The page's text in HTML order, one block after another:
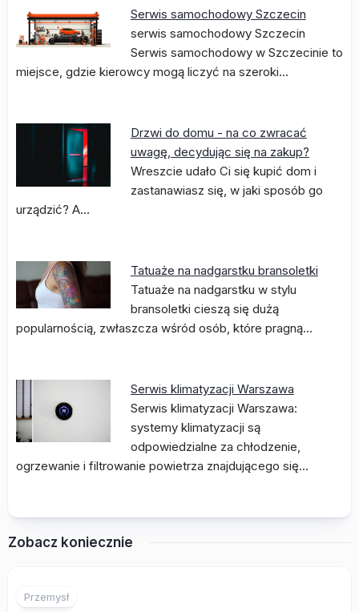
Serwis samochodowy Szczecin
serwis samochodowy Szczecin
Serwis samochodowy w Szczecinie to
miejsce, gdzie kierowcy mogą liczyć na szeroki…
Drzwi do domu - na co zwracać
uwagę, decydując się na zakup?
Wreszcie udało Ci się kupić dom i
zastanawiasz się, w jaki sposób go
urządzić? A…
Tatuaże na nadgarstku bransoletki
Tatuaże na nadgarstku w stylu
bransoletki cieszą się dużą
popularnością, zwłaszcza wśród osób, które pragną…
Serwis klimatyzacji Warszawa
Serwis klimatyzacji Warszawa:
systemy klimatyzacji są
odpowiedzialne za chłodzenie,
ogrzewanie i filtrowanie powietrza znajdującego się…
Zobacz koniecznie
Przemysł